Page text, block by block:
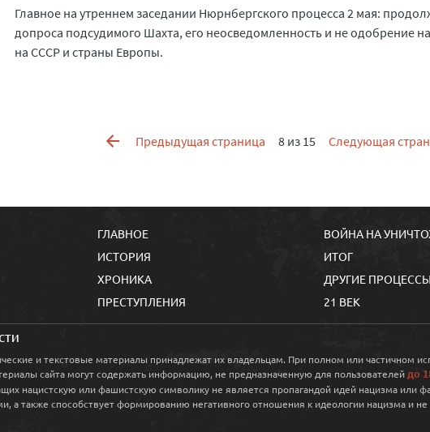
Главное на утреннем заседании Нюрнбергского процесса 2 мая:
допроса подсудимого Шахта, его неосведомленность и не одобрение
на СССР и страны Европы.
Предыдущая страница 8 из 15 Следующая
ГЛАВНОЕ
ИСТОРИЯ
ХРОНИКА
ПРЕСТУПЛЕНИЯ
ВОЙНА НА
ИТОГ
ДРУГИЕ ПРОЦЕССЫ
21 ВЕК
и текстовые материалы принадлежат их владельцам. При полном или частичном
сайта могут содержать информацию, не предназначенную для пользователейдо
нацистскую или фашистскую символику не является пропагандой идей нацизма или
также способствует формированию негативного отношения к идеологии нацизма и